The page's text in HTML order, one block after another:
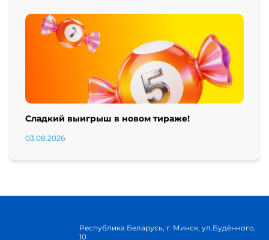
Сладкий выигрыш в новом тираже!
03.08.2026
Республика Беларусь, г. Минск, ул.Будённого,
10